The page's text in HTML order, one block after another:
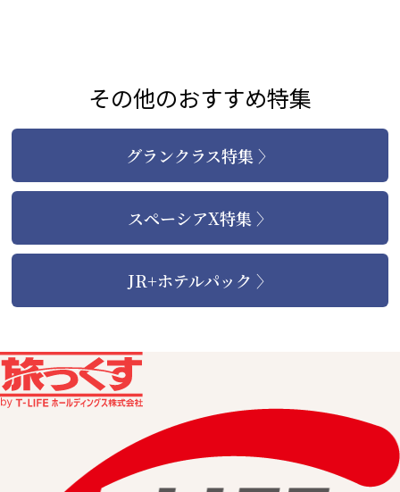
その他のおすすめ特集
グランクラス特集 〉
スペーシアX特集 〉
JR+ホテルパック 〉